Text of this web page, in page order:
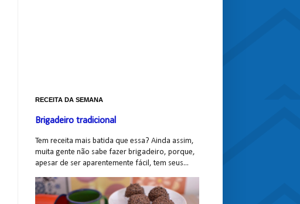
RECEITA DA SEMANA
Brigadeiro tradicional
Tem receita mais batida que essa? Ainda assim,
muita gente não sabe fazer brigadeiro, porque,
apesar de ser aparentemente fácil, tem seus...